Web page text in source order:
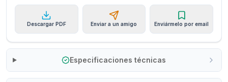
Descargar PDF Enviar a un amigo Enviármelo por email
Especificaciones técnicas